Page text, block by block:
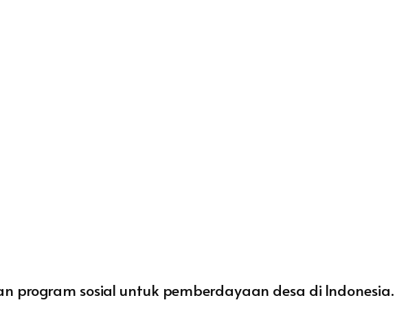
program sosial untuk pemberdayaan desa di Indonesia.